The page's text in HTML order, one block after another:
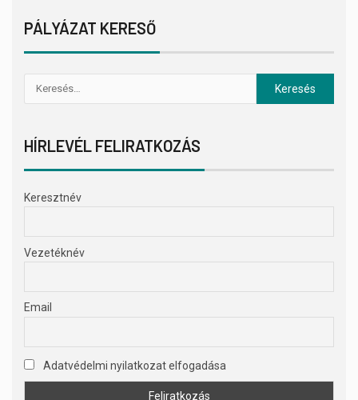
PÁLYÁZAT KERESŐ
HÍRLEVÉL FELIRATKOZÁS
Keresztnév
Vezetéknév
Email
Adatvédelmi nyilatkozat elfogadása